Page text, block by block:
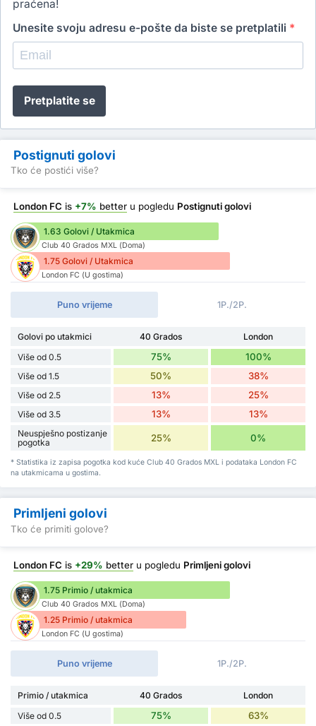
praćena!
Unesite svoju adresu e-pošte da biste se pretplatili *
Pretplatite se
Postignuti golovi
Tko će postići više?
London FC is +7% better u pogledu Postignuti golovi
1.63 Golovi / Utakmica
Club 40 Grados MXL (Doma)
1.75 Golovi / Utakmica
London FC (U gostima)
Puno vrijeme 1P./2P.
Golovi po utakmici 40 Grados
London
Više od 0.5
75% 100%
Više od 1.5 50% 38%
Više od 2.5 13% 25%
Više od 3.5 13% 13%
Neuspješno postizanje
pogotka
25% 0%
* Statistika iz zapisa pogotka kod kuće Club 40 Grados MXL i podataka London FC
na utakmicama u gostima.
Primljeni golovi
Tko će primiti golove?
London FC is +29% better u pogledu Primljeni golovi
1.75 Primio / utakmica
Club 40 Grados MXL (Doma)
1.25 Primio / utakmica
London FC (U gostima)
Puno vrijeme 1P./2P.
Primio / utakmica 40 Grados
London
Više od 0.5
75% 63%